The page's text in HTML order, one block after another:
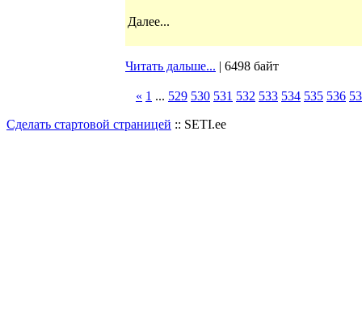
Далее...
Читать дальше... | 6498 байт
« 1 ... 529 530 531 532 533 534 535 536
Сделать стартовой страницей :: SETI.ee